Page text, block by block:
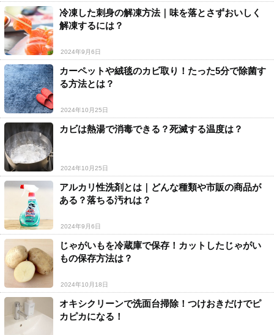
冷凍した刺身の解凍方法｜味を落とさずおいしく
解凍するには？
2024年9月6日
カーペットや絨毯のカビ取り！たった5分で除菌す
る方法とは？
2024年10月25日
カビは熱湯で消毒できる？死滅する温度は？
2024年10月25日
アルカリ性洗剤とは｜どんな種類や市販の商品が
ある？落ちる汚れは？
2024年9月6日
じゃがいもを冷蔵庫で保存！カットしたじゃがい
もの保存方法は？
2024年10月18日
オキシクリーンで洗面台掃除！つけおきだけでピ
カピカになる！